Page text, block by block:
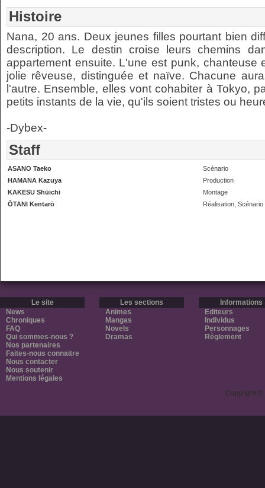
Histoire
Nana, 20 ans. Deux jeunes filles pourtant bien
description. Le destin croise leurs chemins
appartement ensuite. L'une est punk, chanteuse
jolie rêveuse, distinguée et naïve. Chacune
l'autre. Ensemble, elles vont cohabiter à Tokyo,
petits instants de la vie, qu'ils soient tristes ou
-Dybex-
Staff
ASANO Taeko
Scénario
HAMANA Kazuya
Production
KAKESU Shūichi
Montage
ŌTANI Kentarō
Réalisation, Scénario
Le site
News
Chroniques
FAQ
Qui sommes-nous ?
Nos partenaires
Faites-nous connaitre
Nous contacter
Nous soutenir
Mentions légales
Les sections
Animes
Mangas
Novels
Dramas
Informations
Editeurs
Individus
Personnages
Règlement
Copyright ©